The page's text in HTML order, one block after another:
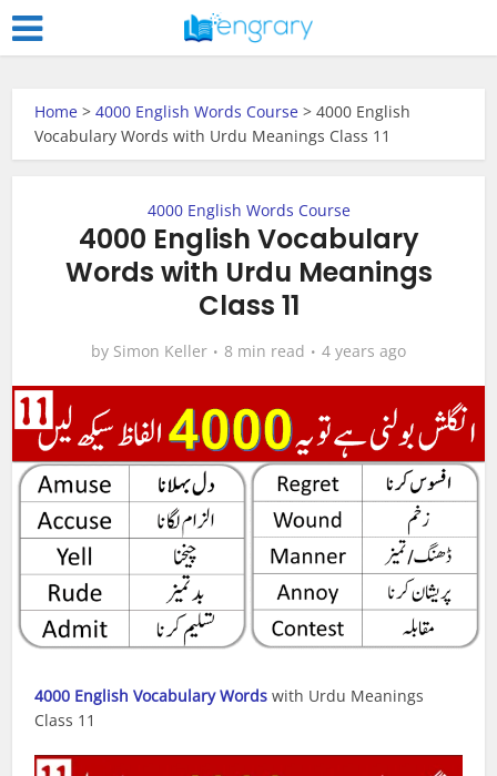
Home >4000 English Words Course >4000 English
Vocabulary Words with Urdu Meanings Class 11
4000 English Words Course
4000 English Vocabulary
Words with Urdu Meanings
Class 11
by Simon Keller 8 min read 4 years ago
4000 English Vocabulary Words with Urdu Meanings
Class 11